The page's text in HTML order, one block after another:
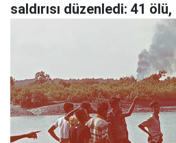
saldırısı düzenledi: 41 ölü,